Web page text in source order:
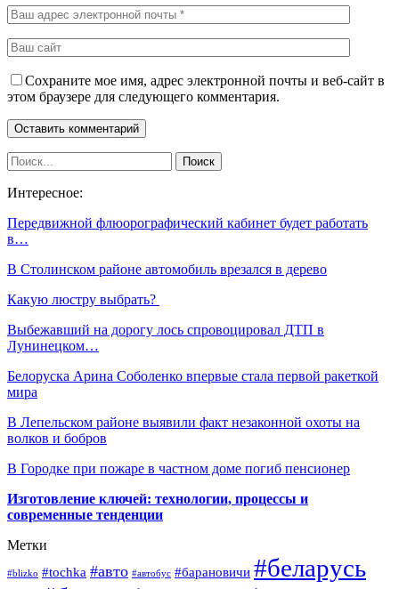
Сохраните мое имя, адрес электронной почты и веб-сайт в
этом браузере для следующего комментария.
Интересное:
Передвижной флюорографический кабинет будет работать
в…
В Столинском районе автомобиль врезался в дерево
Какую люстру выбрать?
Выбежавший на дорогу лось спровоцировал ДТП в
Лунинецком…
Белоруска Арина Соболенко впервые стала первой ракеткой
мира
В Лепельском районе выявили факт незаконной охоты на
волков и бобров
В Городке при пожаре в частном доме погиб пенсионер
Изготовление ключей: технологии, процессы и
современные тенденции
Метки
#blizko #tochka #авто #автобус #барановичи #беларусь